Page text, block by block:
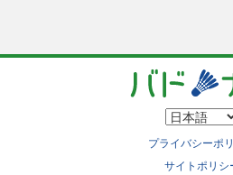
プライバシーポ
サイトポリシ